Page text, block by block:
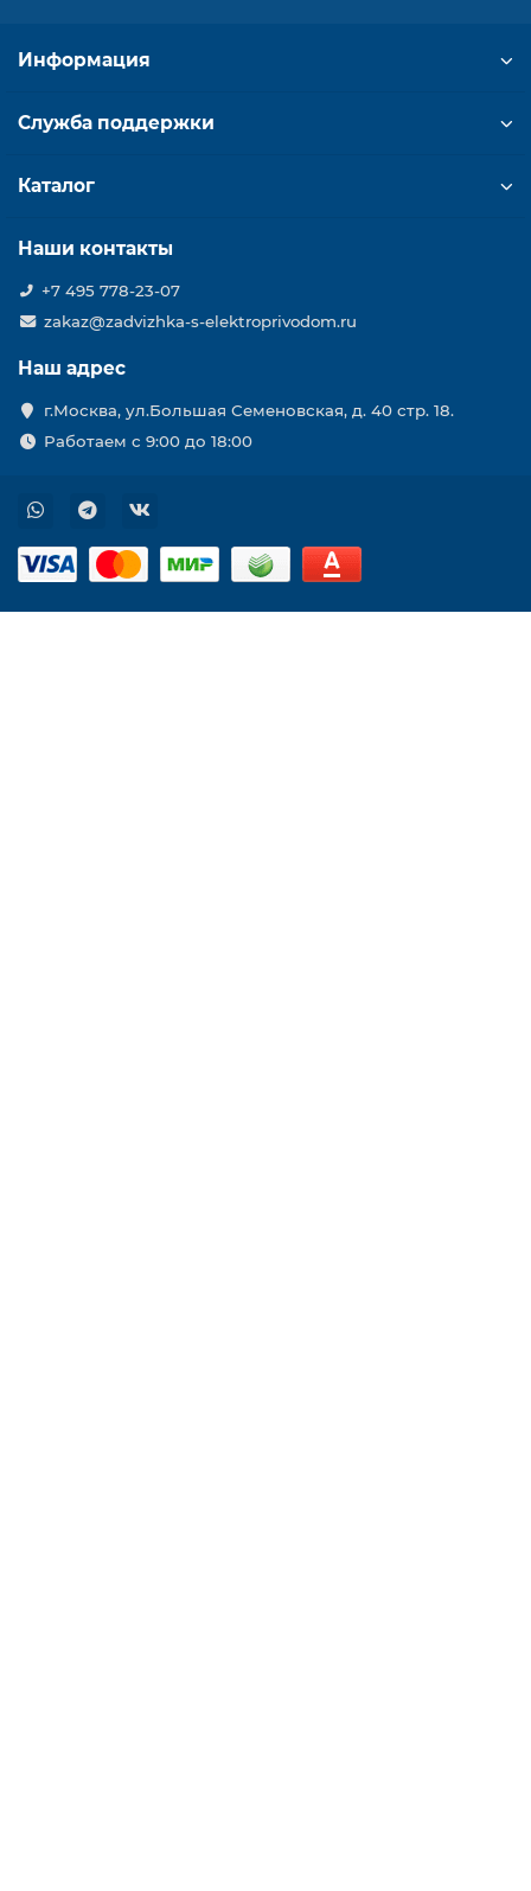
Информация
Служба поддержки
Каталог
Наши контакты
+7 495 778-23-07
zakaz@zadvizhka-s-elektroprivodom.ru
Наш адрес
г.Москва, ул.Большая Семеновская, д. 40 стр. 18.
Работаем с 9:00 до 18:00